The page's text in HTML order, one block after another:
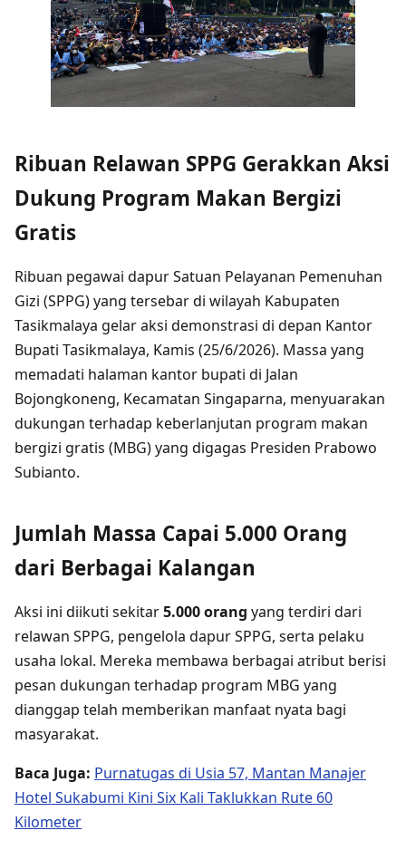
Ribuan Relawan SPPG Gerakkan Aksi
Dukung Program Makan Bergizi
Gratis
Ribuan pegawai dapur Satuan Pelayanan Pemenuhan
Gizi (SPPG) yang tersebar di wilayah Kabupaten
Tasikmalaya gelar aksi demonstrasi di depan Kantor
Bupati Tasikmalaya, Kamis (25/6/2026). Massa yang
memadati halaman kantor bupati di Jalan
Bojongkoneng, Kecamatan Singaparna, menyuarakan
dukungan terhadap keberlanjutan program makan
bergizi gratis (MBG) yang digagas Presiden Prabowo
Subianto.
Jumlah Massa Capai 5.000 Orang
dari Berbagai Kalangan
Aksi ini diikuti sekitar5.000 orang yang terdiri dari
relawan SPPG, pengelola dapur SPPG, serta pelaku
usaha lokal. Mereka membawa berbagai atribut berisi
pesan dukungan terhadap program MBG yang
dianggap telah memberikan manfaat nyata bagi
masyarakat.
Baca Juga: Purnatugas di Usia 57, Mantan Manajer
Hotel Sukabumi Kini Six Kali Taklukkan Rute 60
Kilometer